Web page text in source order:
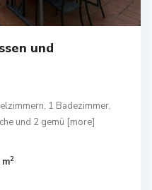
und
1 Badezimmer,
und 2 gemü [more]
2